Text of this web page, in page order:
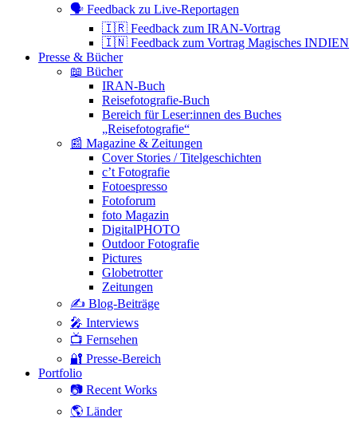
🗣 Feedback zu Live-Reportagen
🇮🇷 Feedback zum IRAN-Vortrag
🇮🇳 Feedback zum Vortrag Magisches INDIEN
Presse & Bücher
📖 Bücher
IRAN-Buch
Reisefotografie-Buch
Bereich für Leser:innen des Buches
„Reisefotografie“
📰 Magazine & Zeitungen
Cover Stories / Titelgeschichten
c’t Fotografie
Fotoespresso
Fotoforum
foto Magazin
DigitalPHOTO
Outdoor Fotografie
Pictures
Globetrotter
Zeitungen
✍️ Blog-Beiträge
🎤 Interviews
📺 Fernsehen
🔐 Presse-Bereich
Portfolio
📷 Recent Works
🌎 Länder